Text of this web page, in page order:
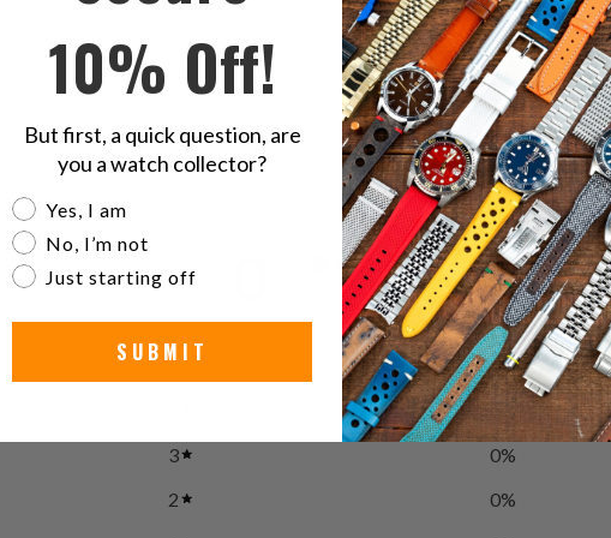
0 reviews
5 0%
0%
3
0%
2
0%
10% Off!
But first, a quick question, are
you a watch collector?
Are you a watch collector?
Yes, I am
No, I’m not
Just starting off
SUBMIT